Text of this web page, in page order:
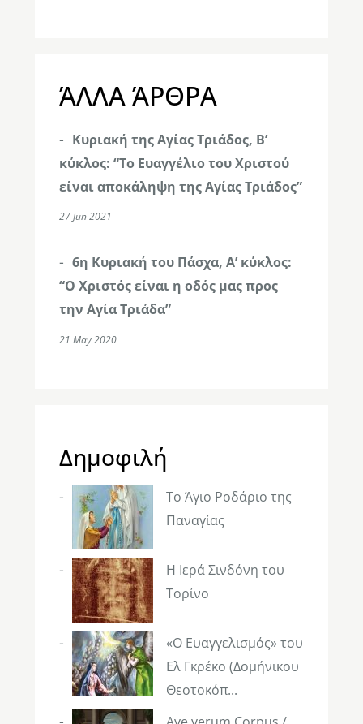
ΆΛΛΑ ΆΡΘΡΑ
Κυριακή της Αγίας Τριάδος, Β’
κύκλος: “Το Ευαγγέλιο του Χριστού
είναι αποκάληψη της Αγίας Τριάδος”
27 Jun 2021
6η Κυριακή του Πάσχα, Α’ κύκλος:
“Ο Χριστός είναι η οδός μας προς
την Αγία Τριάδα”
21 May 2020
Δημοφιλή
Το Άγιο Ροδάριο της
Παναγίας
Η Ιερά Σινδόνη του
Τορίνο
«Ο Ευαγγελισμός» του
Ελ Γκρέκο (Δομήνικου
Θεοτοκόπ...